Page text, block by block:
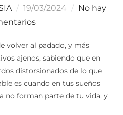
Publicado
el
19/03/2024
No hay
volver al padado, y más
ajenos, sabiendo que en
distorsionados de lo que
es cuando en tus sueños
no forman parte de tu vida, y